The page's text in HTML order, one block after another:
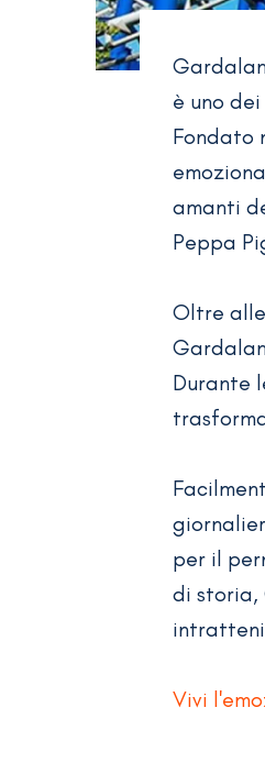
è uno
Fondato
amanti
Peppa
Oltre
Durante
per il
di storia,
Vivi